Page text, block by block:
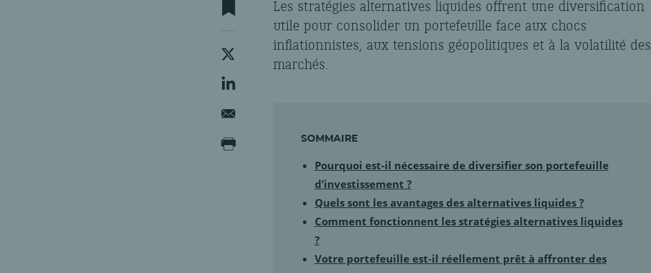
Les stratégies alternatives liquides offrent une diversification
utile pour consolider un portefeuille face aux chocs
inflationnistes, aux tensions géopolitiques et à la volatilité des
marchés.
SOMMAIRE
Pourquoi est-il nécessaire de diversifier son portefeuille
d’investissement ?
Quels sont les avantages des alternatives liquides ?
Comment fonctionnent les stratégies alternatives liquides
?
Votre portefeuille est-il réellement prêt à affronter des